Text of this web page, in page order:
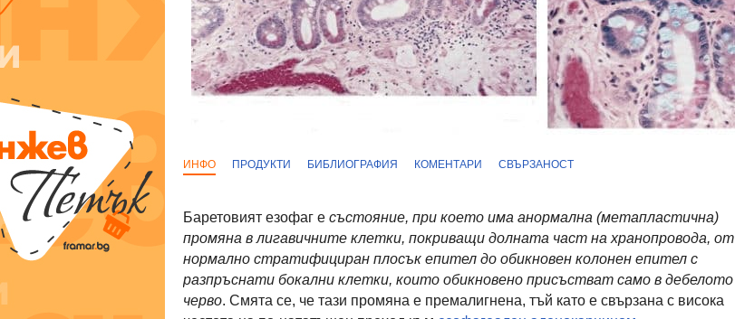
ИНФО ПРОДУКТИ БИБЛИОГРАФИЯ КОМЕНТАРИ СВЪРЗАНОСТ
Баретовият езофаг е състояние, при което има анормална (метапластична)
промяна в лигавичните клетки, покриващи долната част на хранопровода, от
нормално стратифициран плосък епител до обикновен колонен епител с
разпръснати бокални клетки, които обикновено присъстват само в дебелото
черво. Смята се, че тази промяна е премалигнена, тъй като е свързана с висока